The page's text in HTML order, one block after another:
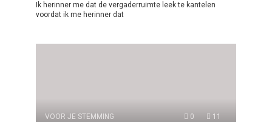
Ik herinner me dat de vergaderruimte leek te kantelen
voordat ik me herinner dat
VOOR JE STEMMING 0 11